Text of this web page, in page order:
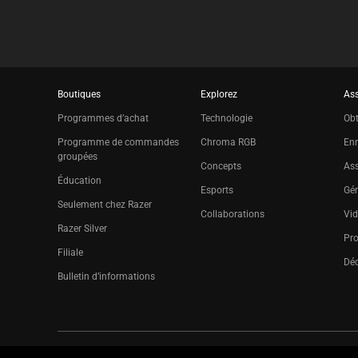
Boutiques
Programmes d’achat
Programme de commandes
groupées
Éducation
Seulement chez Razer
Razer Silver
Filiale
Bulletin d’informations
Explorez
Technologie
Chroma RGB
Concepts
Esports
Collaborations